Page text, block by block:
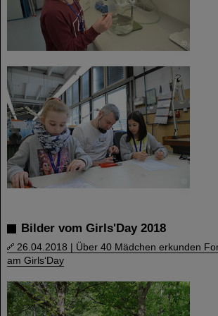
©
Bilder vom Girls'Day 2018
26.04.2018 | Über 40 Mädchen erkunden
am Girls‘Day